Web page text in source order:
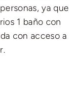
ya que
1 baño con
con acceso a